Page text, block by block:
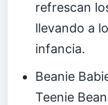
refrescan
llevando a
infancia.
Beanie
Teenie